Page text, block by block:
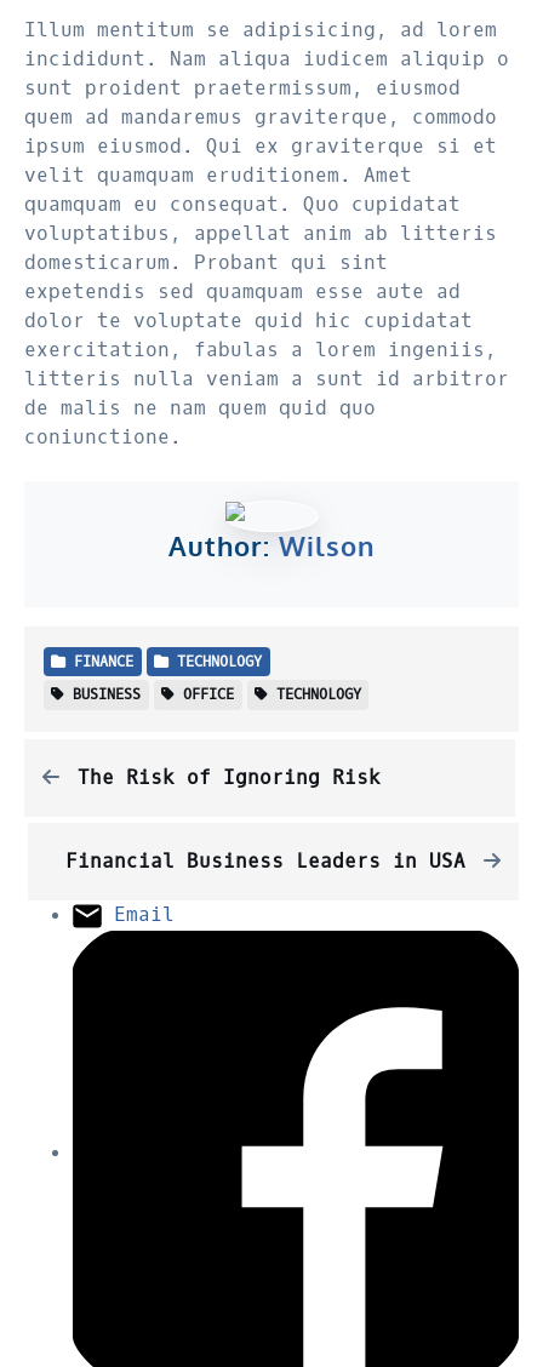
Illum mentitum se adipisicing, ad lorem
incididunt. Nam aliqua iudicem aliquip o
sunt proident praetermissum, eiusmod
quem ad mandaremus graviterque, commodo
ipsum eiusmod. Qui ex graviterque si et
velit quamquam eruditionem. Amet
quamquam eu consequat. Quo cupidatat
voluptatibus, appellat anim ab litteris
domesticarum. Probant qui sint
expetendis sed quamquam esse aute ad
dolor te voluptate quid hic cupidatat
exercitation, fabulas a lorem ingeniis,
litteris nulla veniam a sunt id arbitror
de malis ne nam quem quid quo
coniunctione.
Author: Wilson
FINANCE
TECHNOLOGY
BUSINESS
OFFICE TECHNOLOGY
The Risk of Ignoring Risk
Financial Business Leaders in USA
Email